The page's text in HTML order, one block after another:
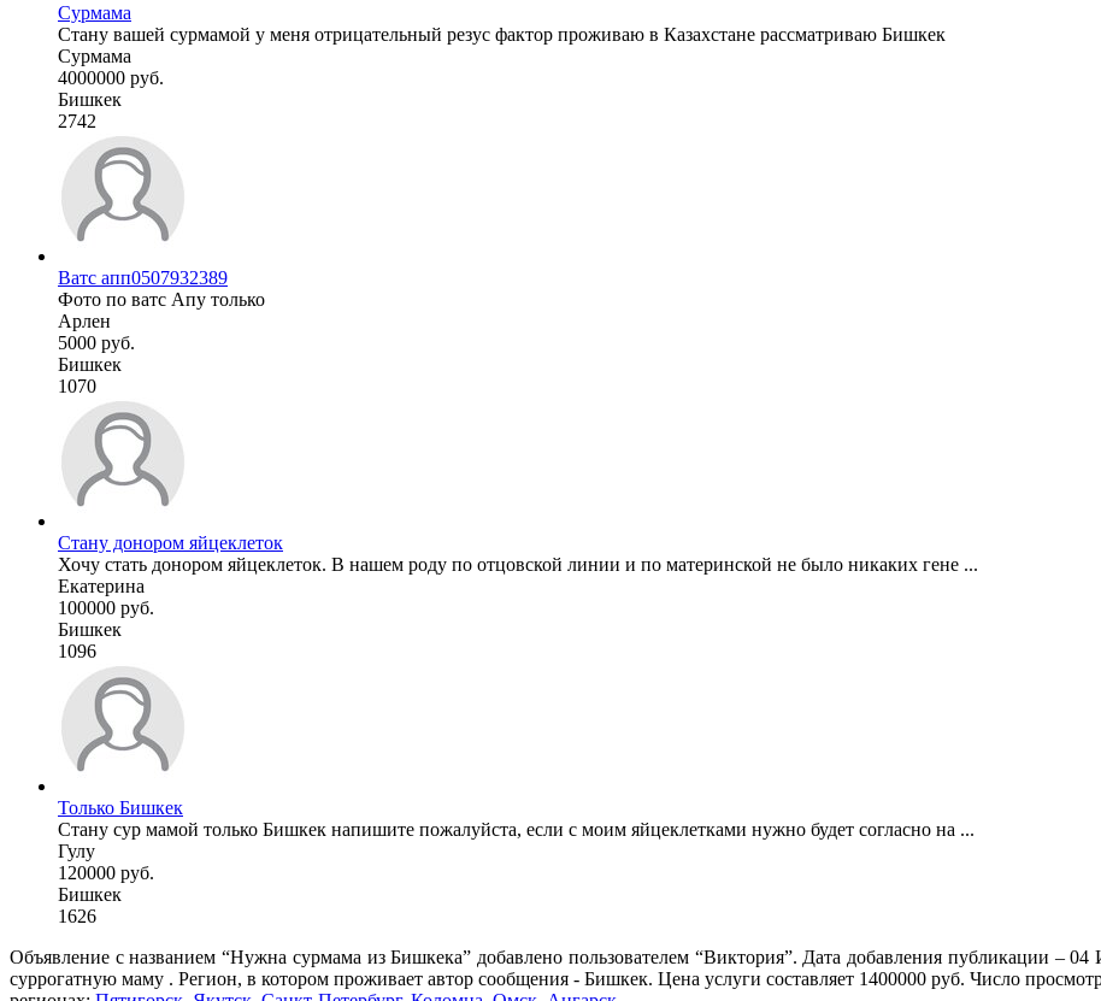
Сурмама
Стану вашей сурмамой у меня отрицательный резус фактор проживаю в Казахстане рассматриваю Бишкек
Сурмама
4000000 руб.
Бишкек
2742
Ватс апп0507932389
Фото по ватс Апу только
Арлен
5000 руб.
Бишкек
1070
Стану донором яйцеклеток
Хочу стать донором яйцеклеток. В нашем роду по отцовской линии и по материнской не было никаких гене ...
Екатерина
100000 руб.
Бишкек
1096
Только Бишкек
Стану сур мамой только Бишкек напишите пожалуйста, если с моим яйцеклетками нужно будет согласно на ...
Гулу
120000 руб.
Бишкек
1626
Объявление с названием “Нужна сурмама из Бишкека” добавлено пользователем “Виктория”. Дата добавления публикации –
суррогатную маму . Регион, в котором проживает автор сообщения - Бишкек. Цена услуги составляет 1400000 руб. Число